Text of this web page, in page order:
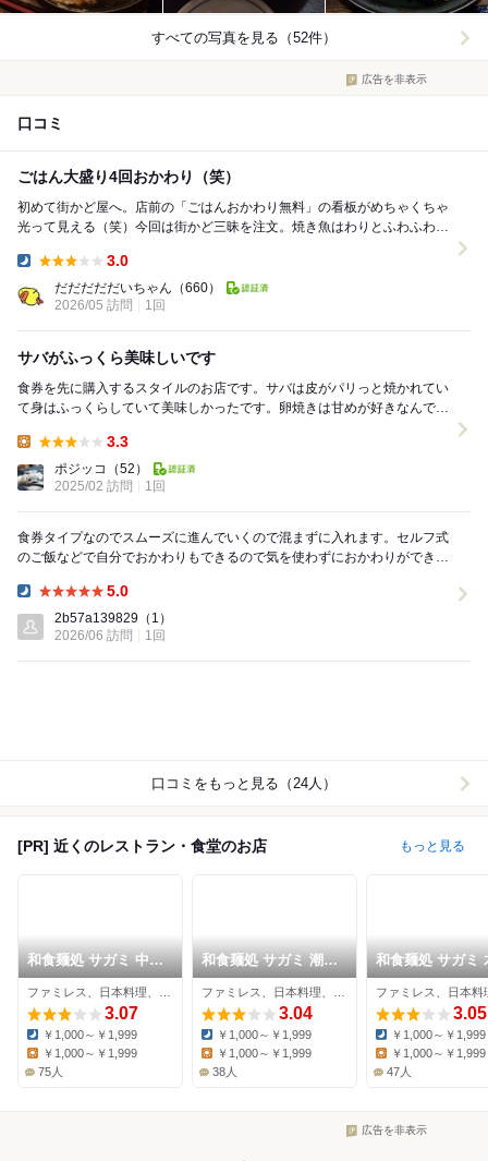
すべての写真を見る（52件）
広告を非表示
口コミ
ごはん大盛り4回おかわり（笑）
初めて街かど屋へ。店前の「ごはんおかわり無料」の看板がめちゃくちゃ
光って見える（笑）今回は街かど三昧を注文。焼き魚はわりとふわふわ
3.0
だだだだだいちゃん （660）
2026/05 訪問
1回
サバがふっくら美味しいです
食券を先に購入するスタイルのお店です。サバは皮がパリっと焼かれてい
て身はふっくらしていて美味しかったです。卵焼きは甘めが好きなんです
3.3
ポジッコ
（52）
2025/02 訪問
1回
食券タイプなのでスムーズに進んでいくので混まずに入れます。セルフ式
のご飯などで自分でおかわりもできるので気を使わずにおかわりができる
5.0
2b57a139829 （1）
2026/06 訪問
1回
口コミをもっと見る（24人）
[PR] 近くのレストラン・食堂のお店 もっと見る
和食麺処 サガミ 中根
店
3.07
Dinner:
￥1,000～￥1,999
Lunch:
￥1,000～￥1,999
75人
和食麺処 サガミ 潮見
ヶ丘店
3.04
Dinner:
￥1,000～￥1,999
Lunch:
￥1,000～￥1,999
38人
和食麺処 サガミ
店
3.05
Dinner:
￥1,000～￥1,999
Lunch:
￥1,000～￥1,999
47人
広告を非表示